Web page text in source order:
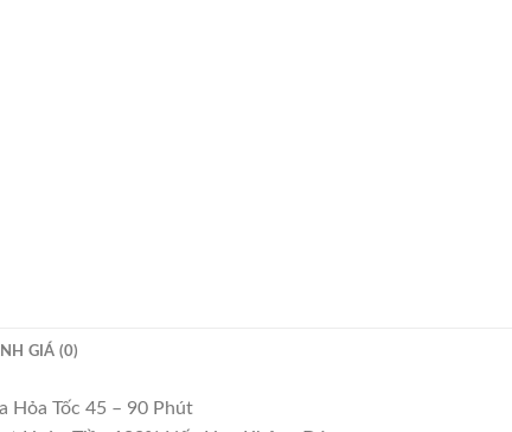
GIÁ (0)
Hỏa Tốc 45 – 90 Phút